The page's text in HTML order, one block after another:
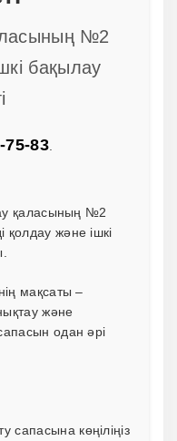
№2
бақылау
75-83.
қаласының №2
және ішкі
мақсаты –
және
одан әрі
сапасына көңіліңіз